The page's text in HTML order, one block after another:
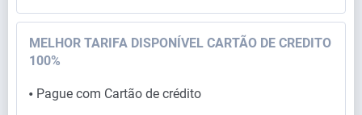
MELHOR TARIFA DISPONÍVEL CARTÃO DE CREDITO
100%
⬤ Pague com Cartão de crédito